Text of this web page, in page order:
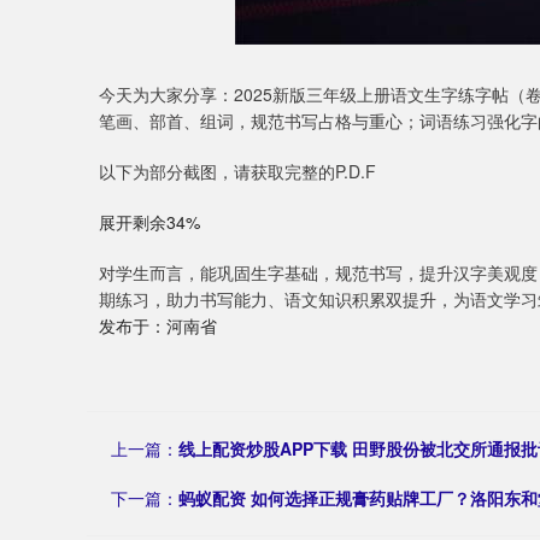
今天为大家分享：2025新版三年级上册语文生字练字帖（
笔画、部首、组词，规范书写占格与重心；词语练习强化
以下为部分截图，请获取完整的P.D.F
展开剩余34%
对学生而言，能巩固生字基础，规范书写，提升汉字美观
期练习，助力书写能力、语文知识积累双提升，为语文学
发布于：河南省
上一篇： 线上配资炒股APP下载 田野股份被北交所通报
下一篇： 蚂蚁配资 如何选择正规膏药贴牌工厂？洛阳东